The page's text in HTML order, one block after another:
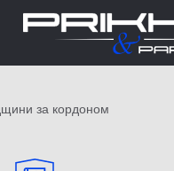
за кордоном